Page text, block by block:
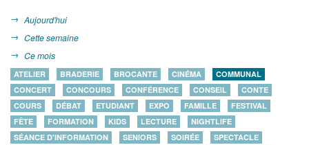
Aujourd'hui
Cette semaine
Ce mois
ATELIER BRADERIE BROCANTE CINÉMA
COMMUNAL
CONCERT
CONCOURS CONFÉRENCE CONSEIL
CONTE
COURS
DÉBAT ETUDIANT EXPO FAMILLE
FESTIVAL
FÊTE
FORMATION KIDS LECTURE
NIGHTLIFE
SÉANCE D'INFORMATION
SENIORS SOIRÉE
SPECTACLE